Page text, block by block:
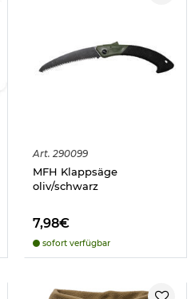
Art. 290099
MFH Klappsäge
oliv/schwarz
7,98€
sofort verfügbar